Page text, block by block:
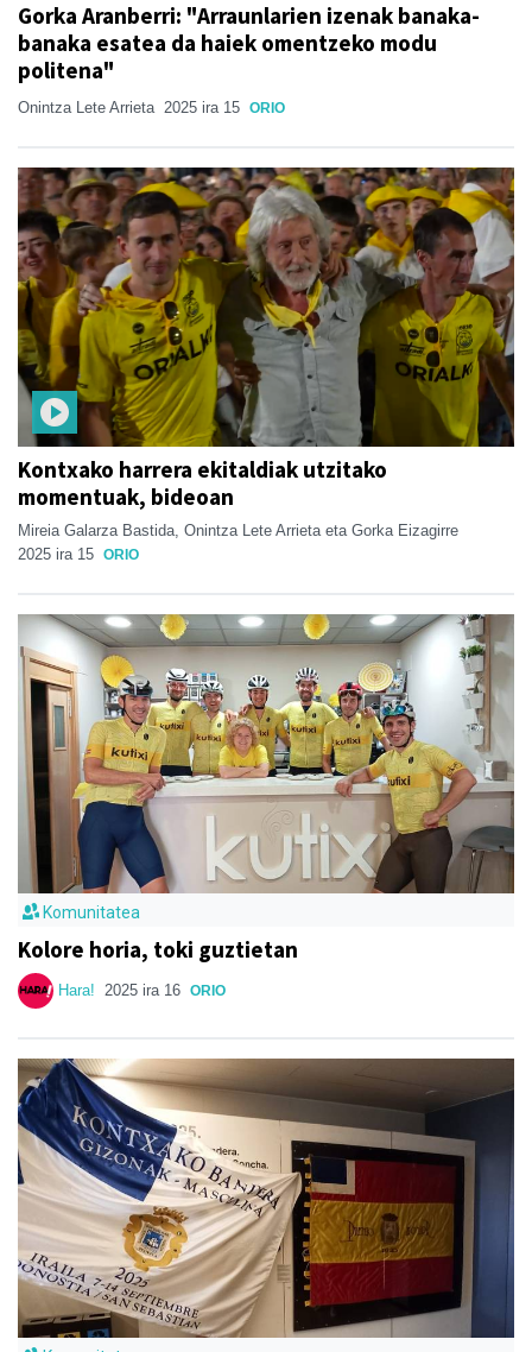
Gorka Aranberri: "Arraunlarien izenak banaka-
banaka esatea da haiek omentzeko modu
politena"
Onintza Lete Arrieta 2025 ira 15 ORIO
Kontxako harrera ekitaldiak utzitako
momentuak, bideoan
Mireia Galarza Bastida, Onintza Lete Arrieta eta Gorka Eizagirre
2025 ira 15 ORIO
Komunitatea
Kolore horia, toki guztietan
Hara! 2025 ira 16 ORIO